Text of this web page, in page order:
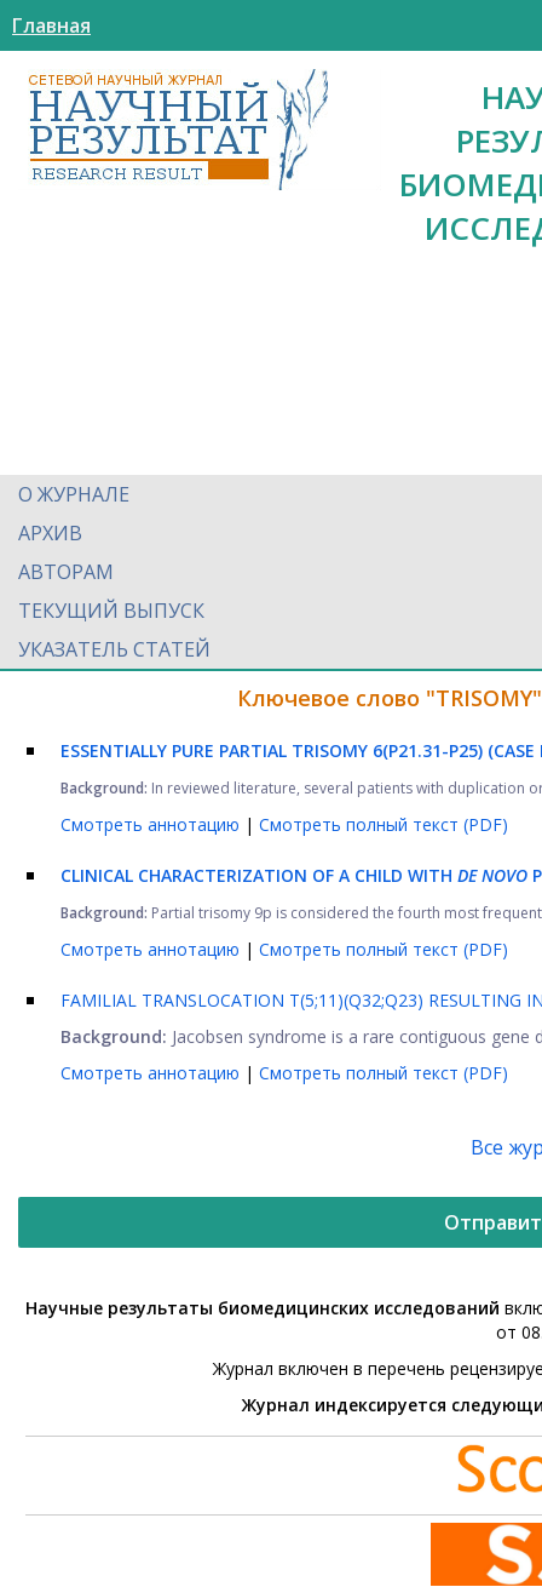
Главная
О ЖУРНАЛЕ
АРХИВ
АВТОРАМ
ТЕКУЩИЙ ВЫПУСК
УКАЗАТЕЛЬ СТАТЕЙ
Ключевое слово
ESSENTIALLY PURE PARTIAL TRISOMY 6(P21.31-P25)
Background: In reviewed literature, several patients with duplication
Смотреть аннотацию | Смотреть полный текст (PDF)
CLINICAL CHARACTERIZATION OF A CHILD WITH DE NOVO
Background: Partial trisomy 9p is considered the fourth most
Смотреть аннотацию | Смотреть полный текст (PDF)
FAMILIAL TRANSLOCATION T(5;11)(Q32;Q23) RESULTING
Background: Jacobsen syndrome is a rare contiguous
Смотреть аннотацию | Смотреть полный текст (PDF)
Все
Научные результаты биомедицинских исследований
от
Журнал включен в перечень
Журнал индексируется